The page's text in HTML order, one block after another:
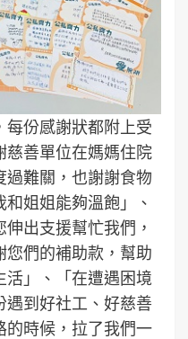
每份感謝狀都附上受
慈善單位在媽媽住院
難關，也謝謝食物
姐姐能夠溫飽」、
伸出支援幫忙我們，
您們的補助款，幫助
活」、「在遭遇困境
遇到好社工、好慈善
的時候，拉了我們一